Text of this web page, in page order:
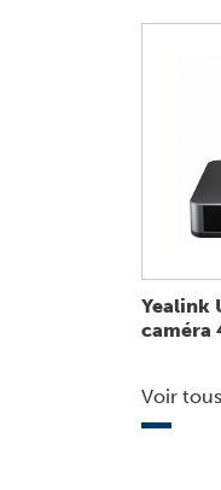
Yealink
caméra
Voir